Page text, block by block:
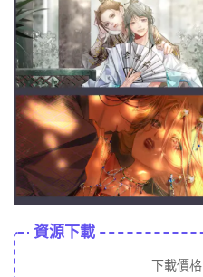
資源下載
下載價格